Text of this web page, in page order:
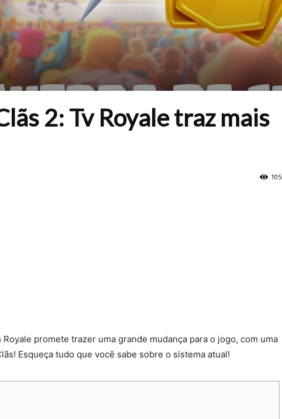
2: Tv Royale traz mais
105
promete trazer uma grande mudança para o jogo, com uma
Esqueça tudo que você sabe sobre o sistema atual!